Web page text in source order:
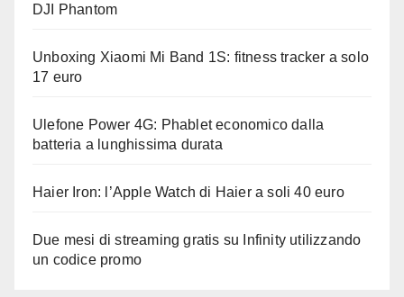
DJI Phantom
Unboxing Xiaomi Mi Band 1S: fitness tracker a solo
17 euro
Ulefone Power 4G: Phablet economico dalla
batteria a lunghissima durata
Haier Iron: l’Apple Watch di Haier a soli 40 euro
Due mesi di streaming gratis su Infinity utilizzando
un codice promo